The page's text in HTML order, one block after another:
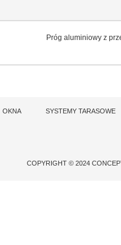
Próg aluminiowy z
COPYRIGHT © 2024
OKNA SYSTEMY TARASOWE